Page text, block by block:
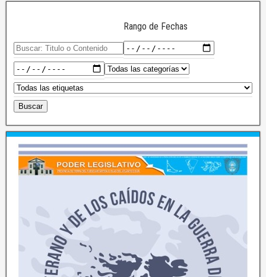
Rango de Fechas